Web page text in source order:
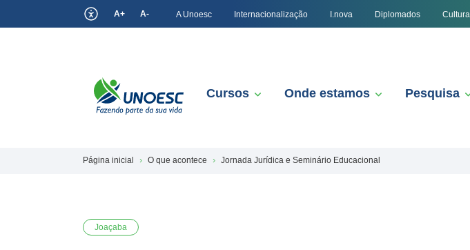
A+ A- A Unoesc Internacionalização I.nova Diplomados Cultura
Cursos Onde estamos Pesquisa
Página inicial O que acontece Jornada Jurídica e Seminário Educacional
Joaçaba